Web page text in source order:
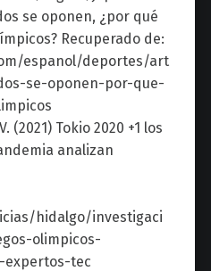
se oponen, ¿por qué
Recuperado de:
espanol/deportes/art
se-oponen-por-que-
(2021) Tokio 2020 +1 los
analizan
hidalgo/investigaci
olimpicos-
expertos-tec